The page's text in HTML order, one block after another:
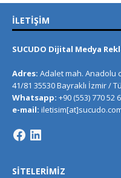
İLETIŞIM
SUCUDO Dijital Medya
Adres: Adalet mah. Anadolu
41/81 35530 Bayraklı İzmir /
Whatsapp: +90 (553) 770 52
e-mail:
SITELERIMIZ